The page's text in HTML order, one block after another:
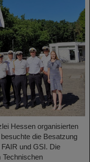
Hessen organisierten
die Besatzung
und GSI. Die
Technischen